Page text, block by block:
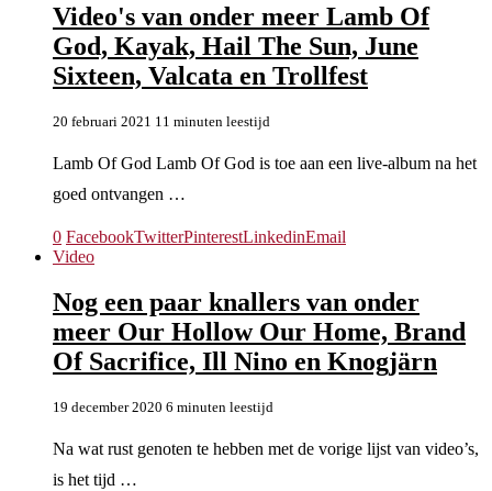
Video's van onder meer Lamb Of
God, Kayak, Hail The Sun, June
Sixteen, Valcata en Trollfest
20 februari 2021 11 minuten leestijd
Lamb Of God Lamb Of God is toe aan een live-album na het
goed ontvangen …
0 FacebookTwitterPinterestLinkedinEmail
Video
Nog een paar knallers van onder
meer Our Hollow Our Home, Brand
Of Sacrifice, Ill Nino en Knogjärn
19 december 2020 6 minuten leestijd
Na wat rust genoten te hebben met de vorige lijst van video’s,
is het tijd …